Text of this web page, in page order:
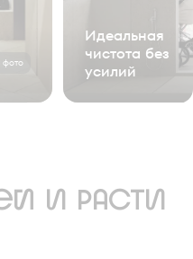
фото
Идеальная
чистота без
усилий
и расти